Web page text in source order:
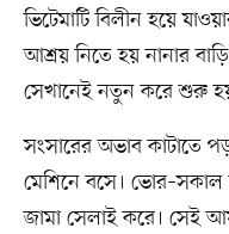
ভিটেমাটি বিলীন হয়ে
আশ্রয় নিতে হয় নানার
সেখানেই নতুন করে শুরু হয়
সংসারের অভাব কাটাতে
মেশিনে বসে।
জামা সেলাই করে। সেই